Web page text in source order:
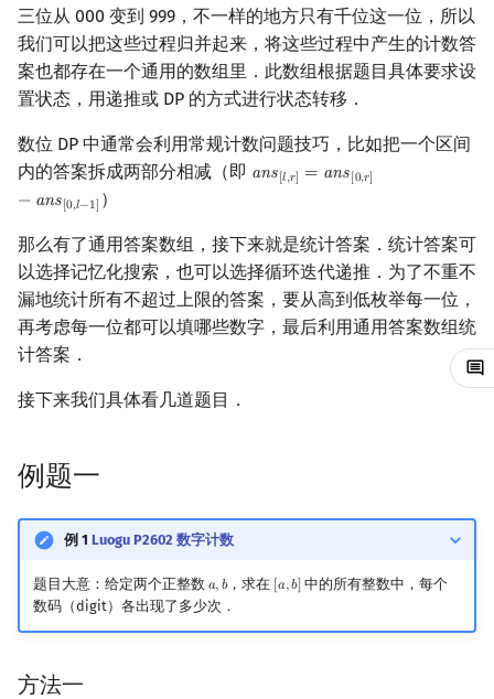
Code::Blocks
排序应用
例题四
解释
实现
解释
实现
习题
后缀树
Manacher
回文树
序列自动机
最小表示法
Lyndon 分解
Main–Lorentz 算法
卢卡斯定理
同余方程
二次剩余
阶 & 原根
离散对数
高次剩余 & 单位根
普通生成函数
指数生成函数
图论计数
线性规划
抽象代数
概率论
数值算法
序理论
杨氏矩阵
拟阵
Berlekamp–Massey 算法
二叉搜索树 & 平衡树
跳表
可持久化数据结构
K-D Tree
动态树
析合树
PQ 树
手指树
最小环
2-SAT
欧拉图
哈密顿图
二分图
平面图
弦图
图的着色
网络流
矩阵树定理
LGV 引理
Garsia–Wachs 算法
15-puzzle
Kahan 求和
珂朵莉树/颜色段均摊
空间优化简介
三位从 000 变到 999，不一样的地方只有千位这一位，所以
我们可以把这些过程归并起来，将这些过程中产生的计数答
案也都存在一个通用的数组里．此数组根据题目具体要求设
置状态，用递推或 DP 的方式进行状态转移．
数位 DP 中通常会利用常规计数问题技巧，比如把一个区间
内的答案拆成两部分相减（即 ans[𝑙,𝑟] = ans[0,𝑟]
− ans[0,𝑙−1]
ans[l,r ]=ans[0,r]
）
那么有了通用答案数组，接下来就是统计答案．统计答案可
以选择记忆化搜索，也可以选择循环迭代递推．为了不重不
漏地统计所有不超过上限的答案，要从高到低枚举每一位，
再考虑每一位都可以填哪些数字，最后利用通用答案数组统
计答案．
接下来我们具体看几道题目．
例题一
例 1 Luogu P2602 数字计数
题目大意：给定两个正整数 𝑎,𝑏
a, b，求在 [𝑎,𝑏]
[a,b] 中的所有整数中，每个
数码（digit）各出现了多少次．
方法一